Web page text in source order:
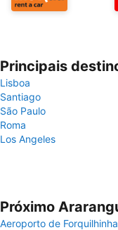
Principais
Lisboa
Santiago
São Paulo
Roma
Los Angeles
Próximo
Aeroporto de